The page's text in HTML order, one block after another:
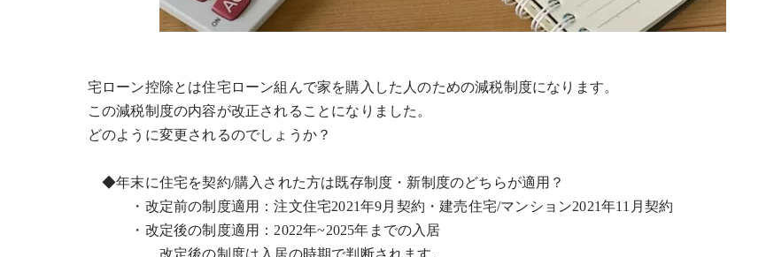
宅ローン控除とは住宅ローン組んで家を購入した人のための減税制度になります。
この減税制度の内容が改正されることになりました。
どのように変更されるのでしょうか？
◆年末に住宅を契約/購入された方は既存制度・新制度のどちらが適用？
・改定前の制度適用：注文住宅2021年9月契約・建売住宅/マンション2021年11月契約
・改定後の制度適用：2022年~2025年までの入居
改定後の制度は入居の時期で判断されます。